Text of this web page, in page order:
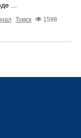
...
Томск
1598